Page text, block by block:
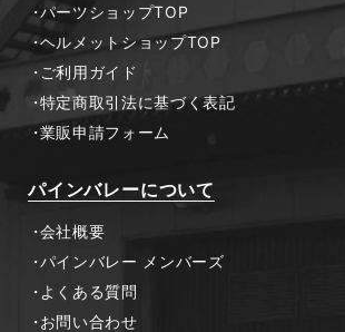
パーツショップTOP
ヘルメットショップTOP
ご利用ガイド
特定商取引法に基づく表記
業販申請フォーム
パインバレーについて
会社概要
パインバレー メンバーズ
よくある質問
お問い合わせ